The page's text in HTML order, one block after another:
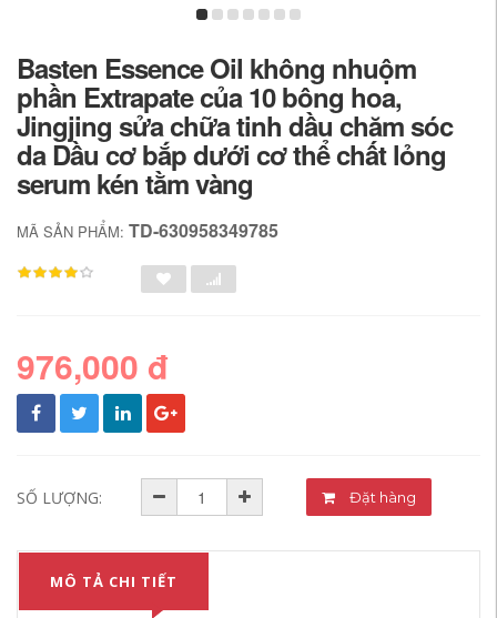
Basten Essence Oil không nhuộm
phần Extrapate của 10 bông hoa,
Jingjing sửa chữa tinh dầu chăm sóc
da Dầu cơ bắp dưới cơ thể chất lỏng
serum kén tằm vàng
MÃ SẢN PHẨM: TD-630958349785
976,000 đ
SỐ LƯỢNG: Đặt hàng
MÔ TẢ CHI TIẾT